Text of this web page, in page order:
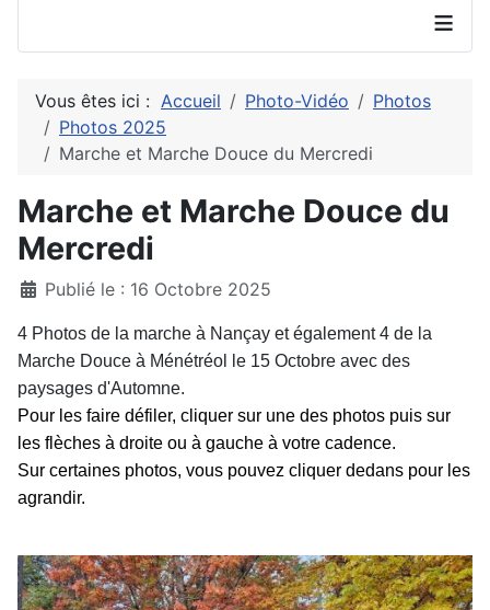
≡
Vous êtes ici : Accueil Photo-Vidéo
Photos
Photos 2025
Marche et Marche Douce du Mercredi
Marche et Marche Douce du
Mercredi
DétailsPublié le : 16 Octobre 2025
4 Photos de la marche à Nançay et également 4 de la
Marche Douce à Ménétréol le 15 Octobre avec des
paysages d'Automne.
Pour les faire défiler, cliquer sur une des photos puis sur
les flèches à droite ou à gauche à votre cadence.
Sur certaines photos, vous pouvez cliquer dedans pour les
agrandir.